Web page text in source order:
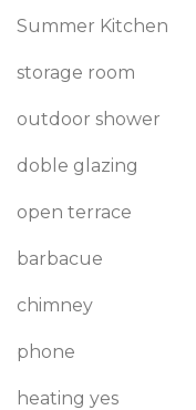
Summer Kitchen
storage room
outdoor shower
doble glazing
open terrace
barbacue
chimney
phone
heating yes